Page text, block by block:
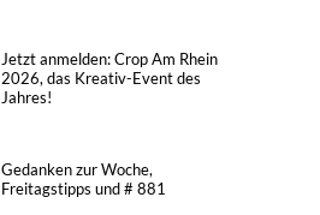
Jetzt anmelden: Crop Am Rhein
2026, das Kreativ-Event des
Jahres!
Gedanken zur Woche,
Freitagstipps und # 881